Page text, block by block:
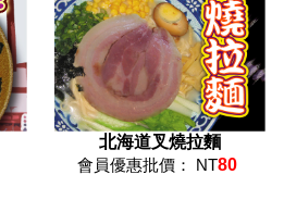
北海道叉燒拉麵
會員優惠批價： NT80